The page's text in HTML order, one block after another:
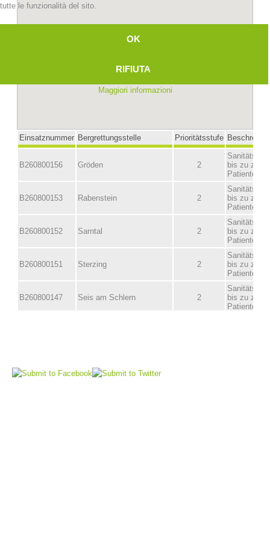
tutte le funzionalità del sito.
OK
RIFIUTA
Maggiori informazioni